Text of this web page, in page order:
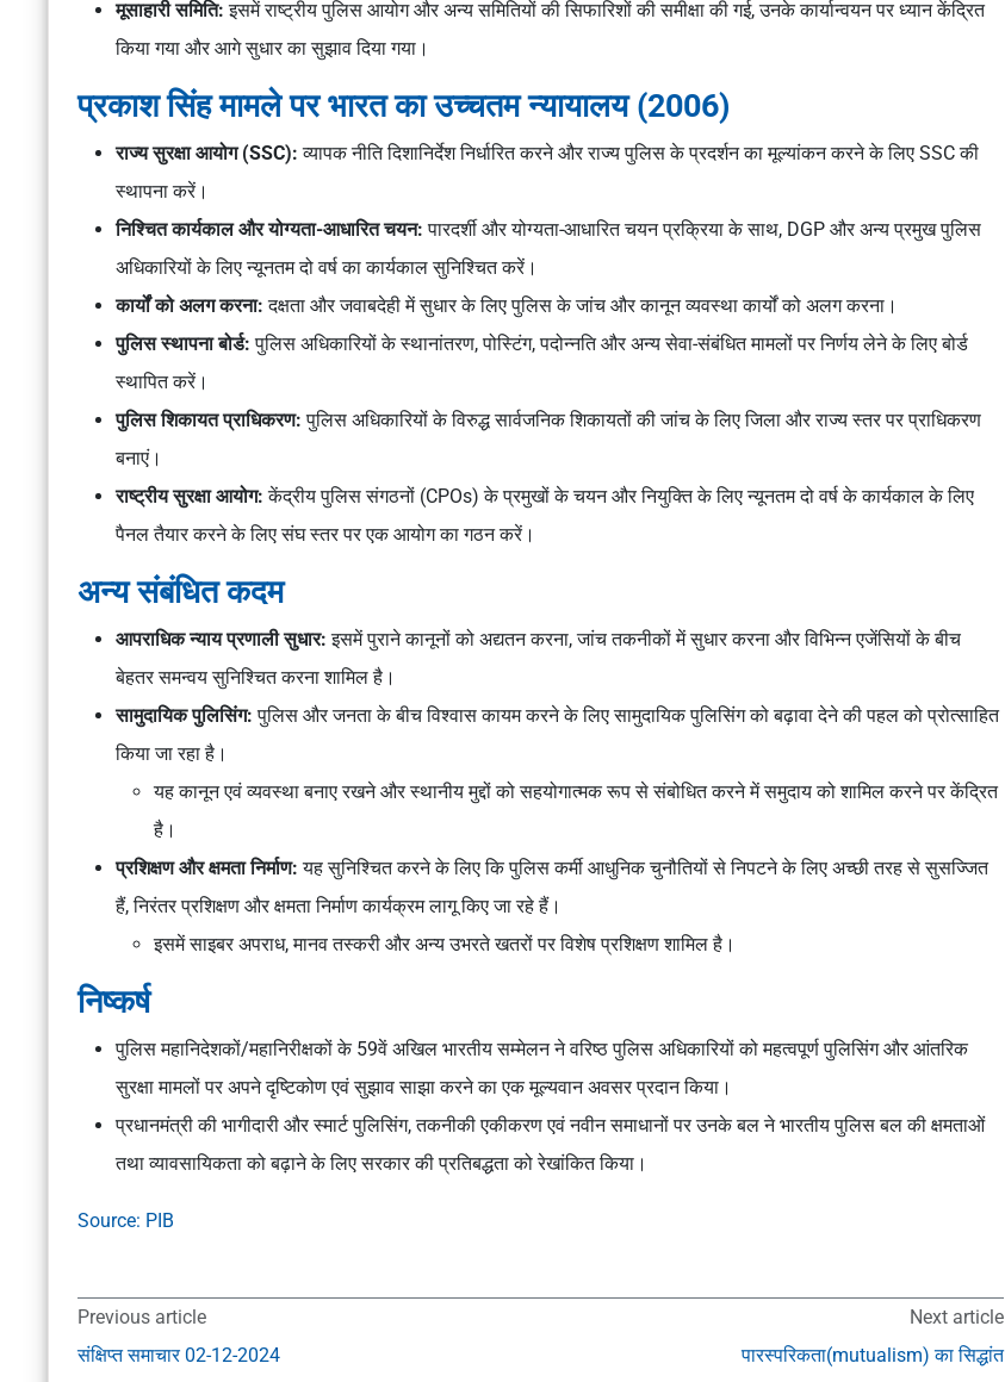
मूसाहारी समिति:इसमें राष्ट्रीय पुलिस आयोग और अन्य समितियों की सिफारिशों की समीक्षा की गई, उनके कार्यान्वयन पर ध्यान केंद्रित
किया गया और आगे सुधार का सुझाव दिया गया।
प्रकाश सिंह मामले पर भारत का उच्चतम न्यायालय (2006)
राज्य सुरक्षा आयोग (SSC):व्यापक नीति दिशानिर्देश निर्धारित करने और राज्य पुलिस के प्रदर्शन का मूल्यांकन करने के लिए SSC की
स्थापना करें।
निश्चित कार्यकाल और योग्यता-आधारित चयन:पारदर्शी और योग्यता-आधारित चयन प्रक्रिया के साथ, DGP और अन्य प्रमुख पुलिस
अधिकारियों के लिए न्यूनतम दो वर्ष का कार्यकाल सुनिश्चित करें।
कार्यों को अलग करना:दक्षता और जवाबदेही में सुधार के लिए पुलिस के जांच और कानून व्यवस्था कार्यों को अलग करना।
पुलिस स्थापना बोर्ड:पुलिस अधिकारियों के स्थानांतरण, पोस्टिंग, पदोन्नति और अन्य सेवा-संबंधित मामलों पर निर्णय लेने के लिए बोर्ड
स्थापित करें।
पुलिस शिकायत प्राधिकरण:पुलिस अधिकारियों के विरुद्ध सार्वजनिक शिकायतों की जांच के लिए जिला और राज्य स्तर पर प्राधिकरण
बनाएं।
राष्ट्रीय सुरक्षा आयोग:केंद्रीय पुलिस संगठनों (CPOs) के प्रमुखों के चयन और नियुक्ति के लिए न्यूनतम दो वर्ष के कार्यकाल के लिए
पैनल तैयार करने के लिए संघ स्तर पर एक आयोग का गठन करें।
अन्य संबंधित कदम
आपराधिक न्याय प्रणाली सुधार: इसमें पुराने कानूनों को अद्यतन करना, जांच तकनीकों में सुधार करना और विभिन्न एजेंसियों के बीच
बेहतर समन्वय सुनिश्चित करना शामिल है।
सामुदायिक पुलिसिंग:पुलिस और जनता के बीच विश्वास कायम करने के लिए सामुदायिक पुलिसिंग को बढ़ावा देने की पहल को प्रोत्साहित
किया जा रहा है।
यह कानून एवं व्यवस्था बनाए रखने और स्थानीय मुद्दों को सहयोगात्मक रूप से संबोधित करने में समुदाय को शामिल करने पर केंद्रित
है।
प्रशिक्षण और क्षमता निर्माण:यह सुनिश्चित करने के लिए कि पुलिस कर्मी आधुनिक चुनौतियों से निपटने के लिए अच्छी तरह से सुसज्जित
हैं, निरंतर प्रशिक्षण और क्षमता निर्माण कार्यक्रम लागू किए जा रहे हैं।
इसमें साइबर अपराध, मानव तस्करी और अन्य उभरते खतरों पर विशेष प्रशिक्षण शामिल है।
निष्कर्ष
पुलिस महानिदेशकों/महानिरीक्षकों के 59वें अखिल भारतीय सम्मेलन ने वरिष्ठ पुलिस अधिकारियों को महत्वपूर्ण पुलिसिंग और आंतरिक
सुरक्षा मामलों पर अपने दृष्टिकोण एवं सुझाव साझा करने का एक मूल्यवान अवसर प्रदान किया।
प्रधानमंत्री की भागीदारी और स्मार्ट पुलिसिंग, तकनीकी एकीकरण एवं नवीन समाधानों पर उनके बल ने भारतीय पुलिस बल की क्षमताओं
तथा व्यावसायिकता को बढ़ाने के लिए सरकार की प्रतिबद्धता को रेखांकित किया।
Source: PIB
Previous article
संक्षिप्त समाचार 02-12-2024
Next article
पारस्परिकता(mutualism) का सिद्धांत